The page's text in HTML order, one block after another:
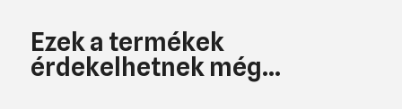
Ezek a termékek
érdekelhetnek még...